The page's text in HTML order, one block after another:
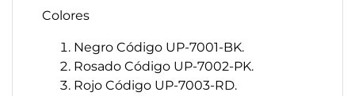
Colores
Negro Código UP-7001-BK.
Rosado Código UP-7002-PK.
Rojo Código UP-7003-RD.